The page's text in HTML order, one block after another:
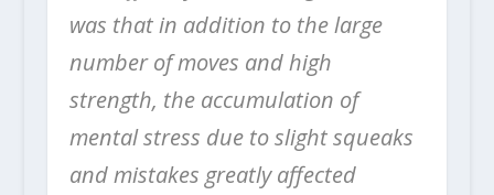
was that in addition to the large
number of moves and high
strength, the accumulation of
mental stress due to slight squeaks
and mistakes greatly affected